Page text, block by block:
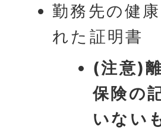
勤務先の健
れた証明書
(注意)
保険の
いない